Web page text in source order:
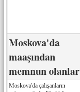
Moskova'da
maaşından
memnun olanlar
Moskova'da çalışanların